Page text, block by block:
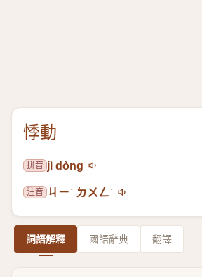
悸動
拼音 jì dòng
注音 ㄐㄧˋ ㄉㄨㄥˋ
詞語解釋 國語辭典 翻譯